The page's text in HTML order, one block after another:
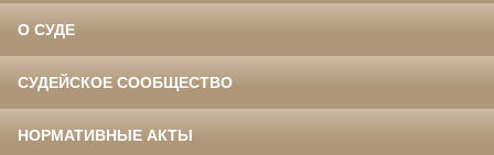
О СУДЕ
СУДЕЙСКОЕ СООБЩЕСТВО
НОРМАТИВНЫЕ АКТЫ